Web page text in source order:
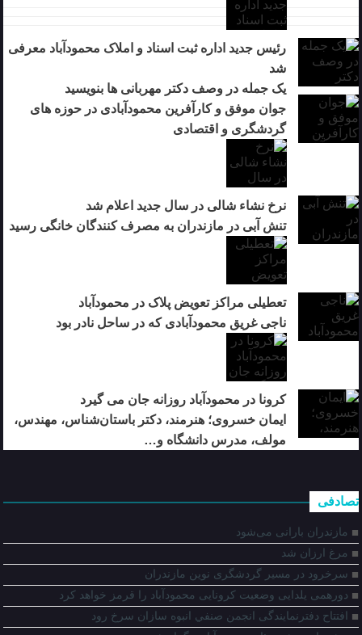
رئیس جدید اداره ثبت اسناد و املاک محمودآباد معرفی
شد
یک جمله در وصف دکتر مهربانی ها بنویسید
جوان موفق و کارآفرین محمودآبادی در حوزه های
گردشگری و اقتصادی
نرخ نشاء شالی در سال جدید اعلام شد
تنش آبی در مازندران به مصرف كنندگان خانگی رسيد
تعطیلی مراکز تعویض پلاک در محمودآباد
ناجی غریق محمودآبادی که در ساحل نادر بود
کرونا در محمودآباد روزانه جان می گیرد
ایمان خسروی؛ هنرمند، دکتر باستان‌شناس، مهندس،
مولف، مدرس دانشگاه و…
تصادفی
مازندران بارانی می‌شود
مرغ ارزان شد
سرخرود در مسیر گردشگری نوین مازندران
دورهمی يلدايی وضعيت كرونايی محمودآباد را قرمز خواهد كرد
افتتاح دفترنمایندگی انجمن صنفي انبوه سازان سرخ رود